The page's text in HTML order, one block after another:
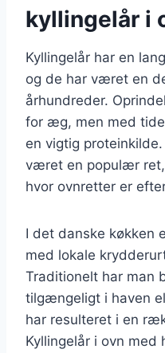
kyllingelår i
Kyllingelår har en
og de har været en
århundreder.
for æg, men med
en vigtig
været en populær
hvor ovnretter er
I det danske køkken
med lokale
Traditionelt har man
tilgængeligt i haven
har resulteret i en
Kyllingelår i ovn med